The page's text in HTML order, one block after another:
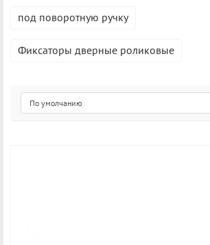
под поворотную ручку
Фиксаторы дверные роликовые